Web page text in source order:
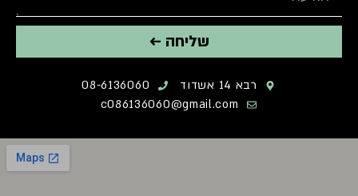
שליחה ←
רבא 14 אשדוד
08-6136060
c086136060@gmail.com